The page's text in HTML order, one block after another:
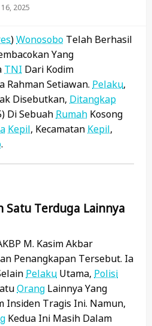
2025
)Wonosobo Telah Berhasil
Yang
TNI Dari Kodim
Rahman Setiawan. Pelaku,
Disebutkan, Ditangkap
Di Sebuah Rumah Kosong
Kepil, Kecamatan Kepil,
.
Satu Terduga Lainnya
M. Kasim Akbar
Penangkapan Tersebut. Ia
Pelaku Utama, Polisi
Orang Lainnya Yang
Insiden Tragis Ini. Namun,
Kedua Ini Masih Dalam